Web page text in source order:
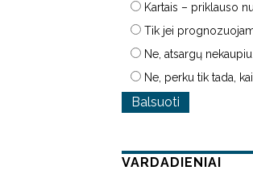
Kartais – priklauso
Tik jei
Ne, atsargų nekaupiu.
Ne, perku tik tada,
VARDADIENIAI